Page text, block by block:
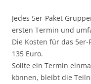
Jedes 5er-Paket
ersten Termin und
Die Kosten für das
135 Euro.
Sollte ein Termin
können, bleibt die